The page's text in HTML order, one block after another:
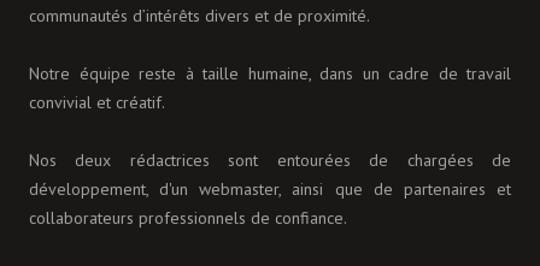
communautés d’intérêts divers et de proximité.
Notre équipe reste à taille humaine, dans un cadre de travail
convivial et créatif.
Nos deux rédactrices sont entourées de chargées de
développement, d'un webmaster, ainsi que de partenaires et
collaborateurs professionnels de confiance.